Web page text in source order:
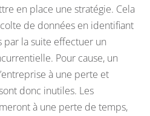
en place une stratégie. Cela
de données en identifiant
la suite effectuer un
Pour cause, un
à une perte et
donc inutiles. Les
à une perte de temps,